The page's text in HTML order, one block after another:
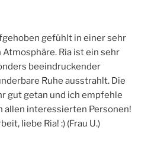
gefühlt in einer sehr
Ria ist ein sehr
beeindruckender
Ruhe ausstrahlt. Die
gut getan und ich empfehle
allen interessierten Personen!
liebe Ria! :) (Frau U.)